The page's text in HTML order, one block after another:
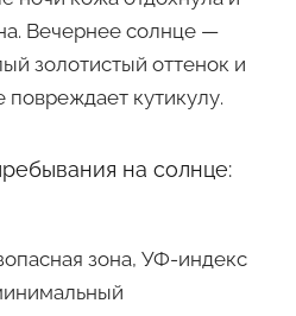
Вечернее солнце —
золотистый оттенок и
кутикулу.
на солнце:
зона, УФ-индекс